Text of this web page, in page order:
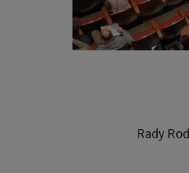
Rady